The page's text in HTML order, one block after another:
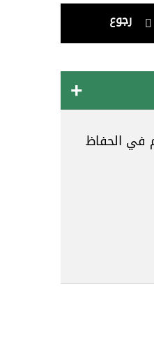
رجوع
في الحفاظ